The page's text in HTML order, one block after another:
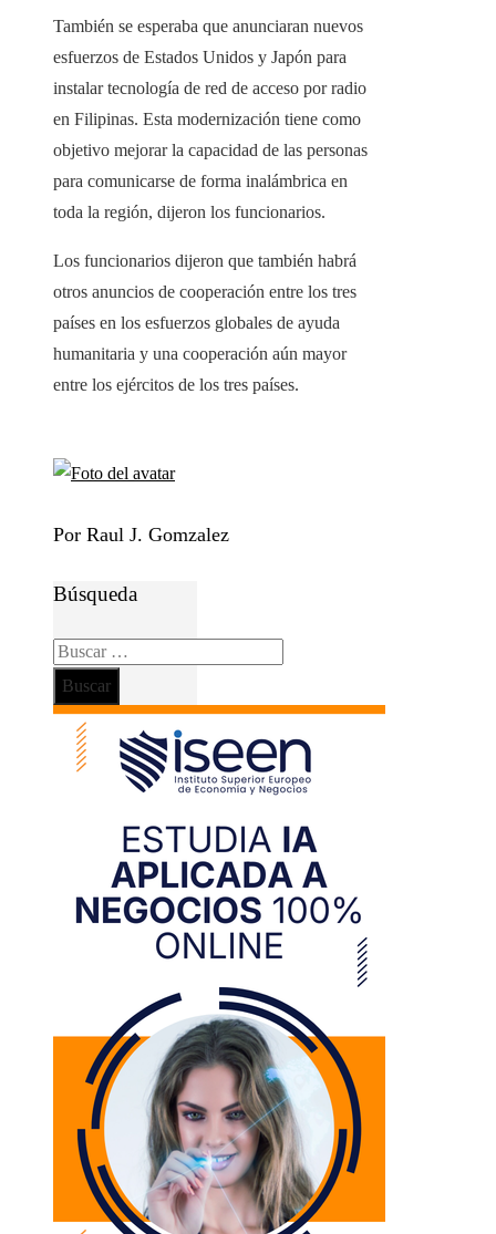
También se esperaba que anunciaran nuevos
esfuerzos de Estados Unidos y Japón para
instalar tecnología de red de acceso por radio
en Filipinas. Esta modernización tiene como
objetivo mejorar la capacidad de las personas
para comunicarse de forma inalámbrica en
toda la región, dijeron los funcionarios.
Los funcionarios dijeron que también habrá
otros anuncios de cooperación entre los tres
países en los esfuerzos globales de ayuda
humanitaria y una cooperación aún mayor
entre los ejércitos de los tres países.
Por Raul J. Gomzalez
Búsqueda
Buscar: